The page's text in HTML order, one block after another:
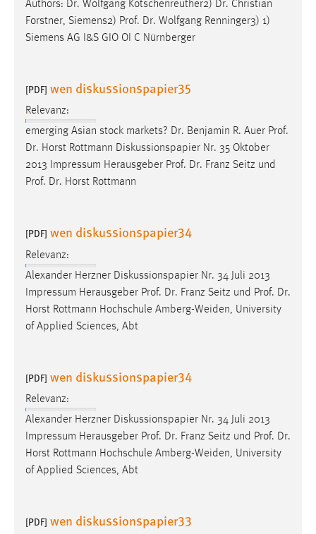
Authors: Dr. Wolfgang Kotschenreuther2) Dr. Christian
Forstner, Siemens2) Prof. Dr. Wolfgang Renninger3) 1)
Siemens AG I&S GIO OI C Nürnberger
[PDF] wen diskussionspapier35
Relevanz:
emerging Asian stock markets? Dr. Benjamin R. Auer Prof.
Dr. Horst Rottmann Diskussionspapier Nr. 35 Oktober
2013 Impressum Herausgeber Prof. Dr. Franz Seitz und
Prof. Dr. Horst Rottmann
[PDF] wen diskussionspapier34
Relevanz:
Alexander Herzner Diskussionspapier Nr. 34 Juli 2013
Impressum Herausgeber Prof. Dr. Franz Seitz und Prof. Dr.
Horst Rottmann Hochschule Amberg-Weiden, University
of Applied Sciences, Abt
[PDF] wen diskussionspapier34
Relevanz:
Alexander Herzner Diskussionspapier Nr. 34 Juli 2013
Impressum Herausgeber Prof. Dr. Franz Seitz und Prof. Dr.
Horst Rottmann Hochschule Amberg-Weiden, University
of Applied Sciences, Abt
[PDF] wen diskussionspapier33